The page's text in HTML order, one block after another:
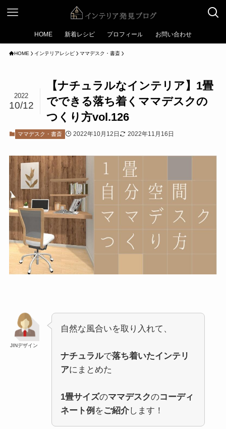
HOME 新着レシピ プロフィール お問い合わせ
HOME インテリアレシピ ママデスク・書斎
【ナチュラルなインテリア】1畳
でできる落ち着くママデスクの
つくり方vol.126
2022
10/12
ママデスク・書斎 2022年10月12日 2022年11月16日
JINデザイン
自然な風合いを取り入れて、
ナチュラルで落ち着いたインテリ
アにまとめた
1畳サイズのママデスクのコーディ
ネート例 をご紹介します！